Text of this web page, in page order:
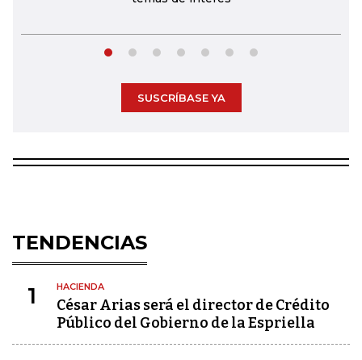
SUSCRÍBASE YA
TENDENCIAS
1 HACIENDA
César Arias será el director de Crédito
Público del Gobierno de la Espriella